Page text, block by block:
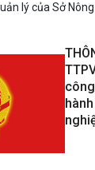
lý của Sở